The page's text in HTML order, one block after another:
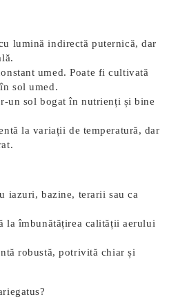
lumină indirectă puternică, dar
umed. Poate fi cultivată
sol umed.
un sol bogat în nutrienți și bine
la variații de temperatură, dar
iazuri, bazine, terarii sau ca
la îmbunătățirea calității aerului
robustă, potrivită chiar și